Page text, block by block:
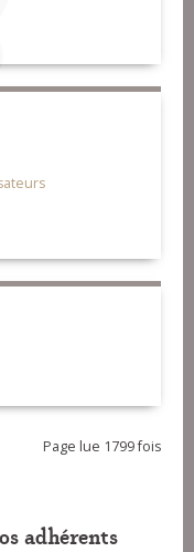
Page lue 1799 fois
adhérents